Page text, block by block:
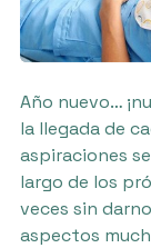
Año nuevo…
la llegada de
aspiraciones
largo de los
veces sin
aspectos